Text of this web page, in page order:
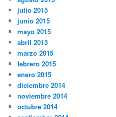
julio 2015
junio 2015
mayo 2015
abril 2015
marzo 2015
febrero 2015
enero 2015
diciembre 2014
noviembre 2014
octubre 2014